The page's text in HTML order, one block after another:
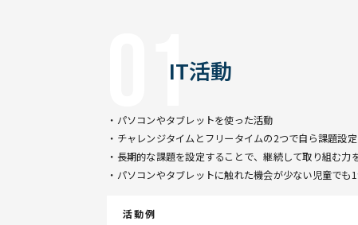
01
IT活動
・パソコンやタブレットを使った活動
・チャレンジタイムとフリータイムの2つで自ら課題設
・長期的な課題を設定することで、継続して取り組む力
・パソコンやタブレットに触れた機会が少ない児童でも
活動例